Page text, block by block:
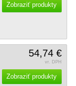
Zobraziť produkty
54,74 €
vr. DPH
Zobraziť produkty